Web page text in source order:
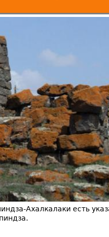
Ахалкалаки есть